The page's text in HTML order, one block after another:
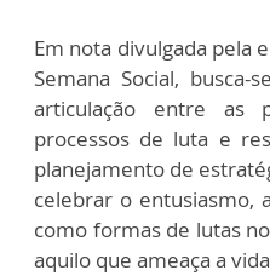
Em nota divulgada pela
Semana Social,
articulação entre as
processos de luta e
planejamento de
celebrar o entusiasmo,
como formas de lutas
aquilo que ameaça a